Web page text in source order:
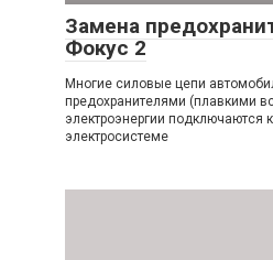
Замена
Фокус 2
Многие силовые цепи
предохранителями (плавкими
электроэнергии подключаются
электросистеме